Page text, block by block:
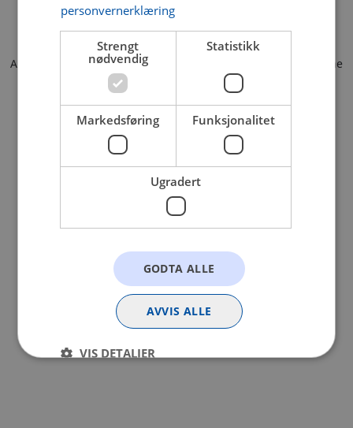
Application error: a client-side exception has occurred (see the
browser console for more information).
personvernerklæring
Strengt
nødvendig
Statistikk
Markedsføring Funksjonalitet
Ugradert
GODTA ALLE
AVVIS ALLE
VIS DETALJER